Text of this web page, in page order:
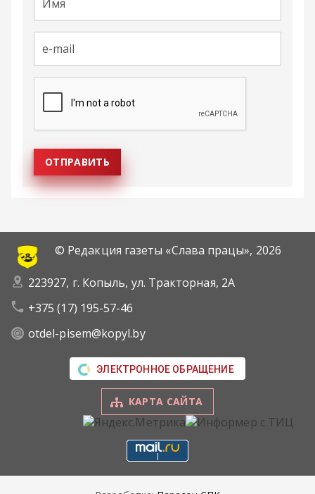
© Редакция газеты «Слава працы», 2026
223927, г. Копыль, ул. Тракторная, 2А
+375 (17) 195-57-46
otdel-pisem@kopyl.by
ЭЛЕКТРОННОЕ ОБРАЩЕНИЕ
КАРТА САЙТА